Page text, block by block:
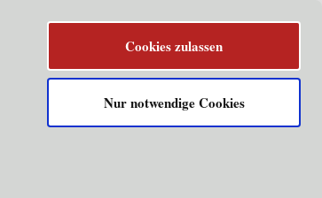
Cookies zulassen
Nur notwendige Cookies